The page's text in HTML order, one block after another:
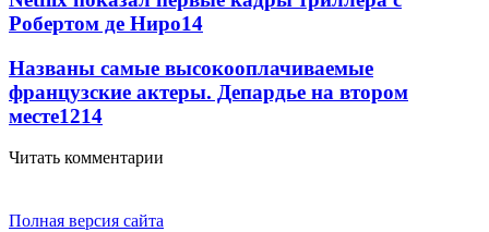
Робертом де Ниро14
Названы самые высокооплачиваемые
французские актеры. Депардье на втором
месте1214
Читать комментарии
Полная версия сайта